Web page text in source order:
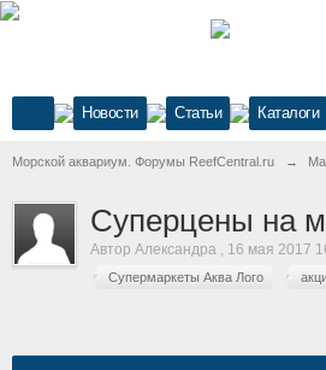
Новости Статьи Каталоги
Морской аквариум. Форумы ReefCentral.ru →
Суперцены на
Автор Александра , 16 мая 2017
Супермаркеты Аква Лого